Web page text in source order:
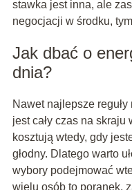
stawka jest inna, ale
negocjacji w środku,
Jak dbać o
dnia?
Nawet najlepsze
jest cały czas na
kosztują wtedy, gdy
głodny. Dlatego warto
wybory podejmować
wielu osób to poranek,